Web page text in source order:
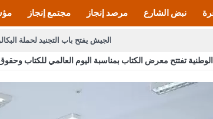
مجتمع إنجاز مرصد إنجاز نبض الشارع
الجيش يفتح باب التجنيد لحملة
الأمن يتلف 16 مليون حبة كبتاجون و1480 كغم مواد مخدرة
القاضي يلتقي رؤساء تحرير الصحف اليومية ويؤكد حرص مجلس
الملك يلتقي مجموعة من
تفتتح معرض الكتاب بمناسبة اليوم العالمي للكتاب